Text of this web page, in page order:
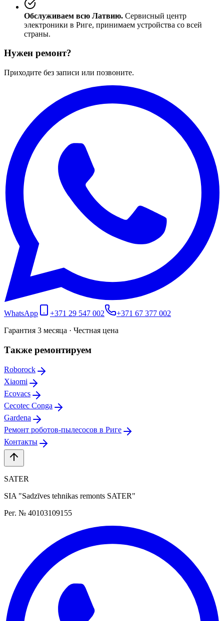
Обслуживаем всю Латвию. Сервисный центр
электроники в Риге, принимаем устройства со всей
страны.
Нужен ремонт?
Приходите без записи или позвоните.
WhatsApp +371 29 547 002
+371 67 377 002
Гарантия 3 месяца · Честная цена
Также ремонтируем
Roborock
Xiaomi
Ecovacs
Cecotec Conga
Gardena
Ремонт роботов-пылесосов в Риге
Контакты
SATER
SIA "Sadzīves tehnikas remonts SATER"
Рег. № 40103109155